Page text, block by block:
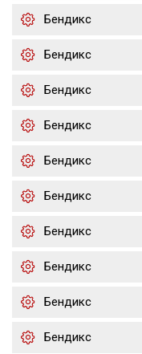
Бендикс
Бендикс
Бендикс
Бендикс
Бендикс
Бендикс
Бендикс
Бендикс
Бендикс
Бендикс